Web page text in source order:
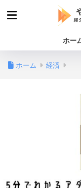
ホー
ホーム 経済